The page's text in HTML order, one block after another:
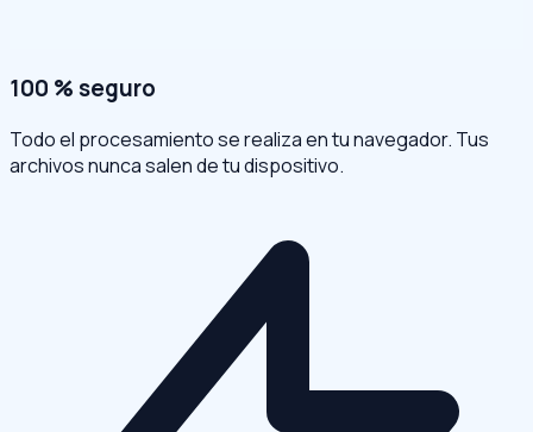
100 % seguro
Todo el procesamiento se realiza en tu navegador. Tus
archivos nunca salen de tu dispositivo.